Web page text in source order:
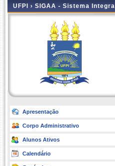
UFPI › SIGAA - Sistema
Apresentação
Corpo Administrativo
Alunos Ativos
Calendário